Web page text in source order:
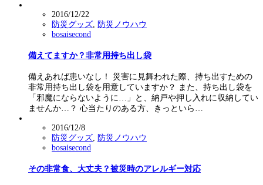
2016/12/22
防災グッズ
防災ノウハウ
bosaisecond
備えてますか？非常用持ち出し袋
備えあれば患いなし！ 災害に見舞われた際、持ち出すための
非常用持ち出し袋を用意していますか？ また、持ち出し袋を
「邪魔にならないように…」と、納戸や押し入れに収納してい
ませんか…？ 心当たりのある方、きっといら…
2016/12/8
防災グッズ, 防災ノウハウ
bosaisecond
その非常食、大丈夫？被災時のアレルギー対応